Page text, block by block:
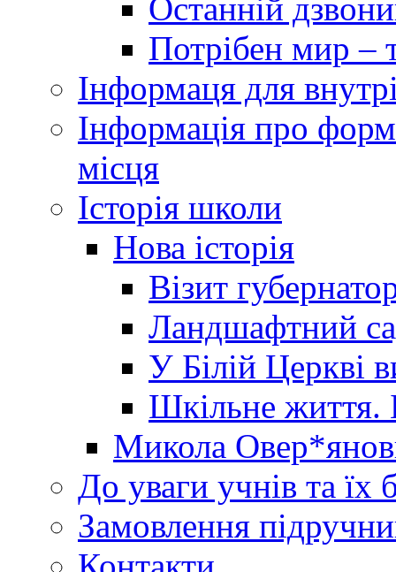
Останній
Потрібен мир –
Інформаця для
Інформація про
місця
Історія школи
Нова історія
Візит
Ландшафтний
У Білій Церкві
Шкільне життя.
Микола
До уваги учнів та їх
Замовлення